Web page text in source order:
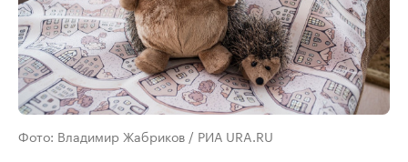
Фото: Владимир Жабриков / РИА URA.RU